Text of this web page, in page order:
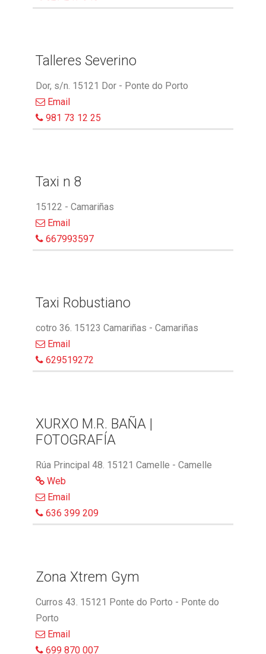
Talleres Severino
Dor, s/n. 15121 Dor - Ponte do Porto
Email
981 73 12 25
Taxi n 8
15122 - Camariñas
Email
667993597
Taxi Robustiano
cotro 36. 15123 Camariñas - Camariñas
Email
629519272
XURXO M.R. BAÑA |
FOTOGRAFÍA
Rúa Principal 48. 15121 Camelle - Camelle
Web
Email
636 399 209
Zona Xtrem Gym
Curros 43. 15121 Ponte do Porto - Ponte do
Porto
Email
699 870 007